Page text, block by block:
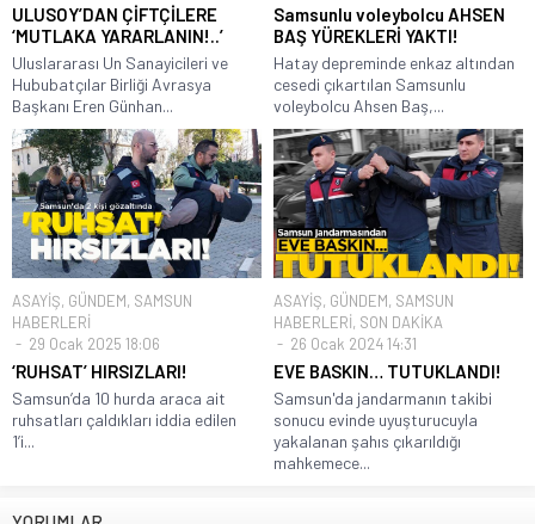
ULUSOY’DAN ÇİFTÇİLERE
‘MUTLAKA YARARLANIN!..’
Uluslararası Un Sanayicileri ve
Hububatçılar Birliği Avrasya
Başkanı Eren Günhan...
Samsunlu voleybolcu AHSEN
BAŞ YÜREKLERİ YAKTI!
Hatay depreminde enkaz altından
cesedi çıkartılan Samsunlu
voleybolcu Ahsen Baş,...
ASAYİŞ, GÜNDEM, SAMSUN
HABERLERİ
29 Ocak 2025 18:06
‘RUHSAT’ HIRSIZLARI!
Samsun’da 10 hurda araca ait
ruhsatları çaldıkları iddia edilen
1’i...
ASAYİŞ, GÜNDEM, SAMSUN
HABERLERİ, SON DAKİKA
26 Ocak 2024 14:31
EVE BASKIN… TUTUKLANDI!
Samsun'da jandarmanın takibi
sonucu evinde uyuşturucuyla
yakalanan şahıs çıkarıldığı
mahkemece...